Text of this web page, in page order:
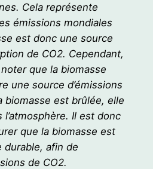
Cela représente
émissions mondiales
est donc une source
de CO2. Cependant,
que la biomasse
une source d’émissions
biomasse est brûlée, elle
l’atmosphère. Il est donc
que la biomasse est
durable, afin de
de CO2.